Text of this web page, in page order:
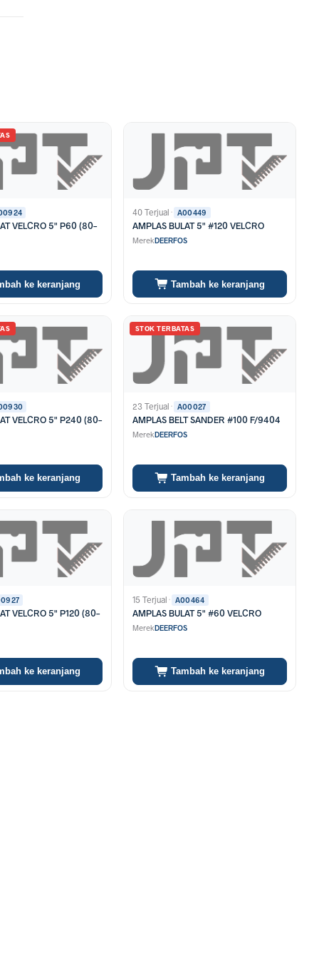
VELCRO 5" P60 (80-
ke keranjang
40 Terjual· A00449
AMPLAS BULAT 5" #120 VELCRO
MerekDEERFOS
Tambah ke keranjang
VELCRO 5" P240 (80-
ke keranjang
STOK TERBATAS
23 Terjual· A00027
AMPLAS BELT SANDER #100 F/9404
MerekDEERFOS
Tambah ke keranjang
VELCRO 5" P120 (80-
ke keranjang
15 Terjual· A00464
AMPLAS BULAT 5" #60 VELCRO
MerekDEERFOS
Tambah ke keranjang